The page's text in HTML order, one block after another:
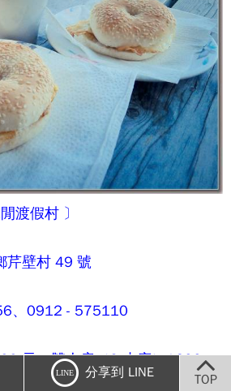
渡假村 〕
芹壁村 49 號
、0912 - 575110
元、雙人房（2 小床）1600
LINE 分享到 LINE TOP